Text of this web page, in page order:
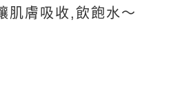
肌膚吸收,飲飽水～